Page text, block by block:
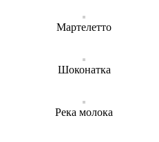
Мартелетто
Шоконатка
Река молока